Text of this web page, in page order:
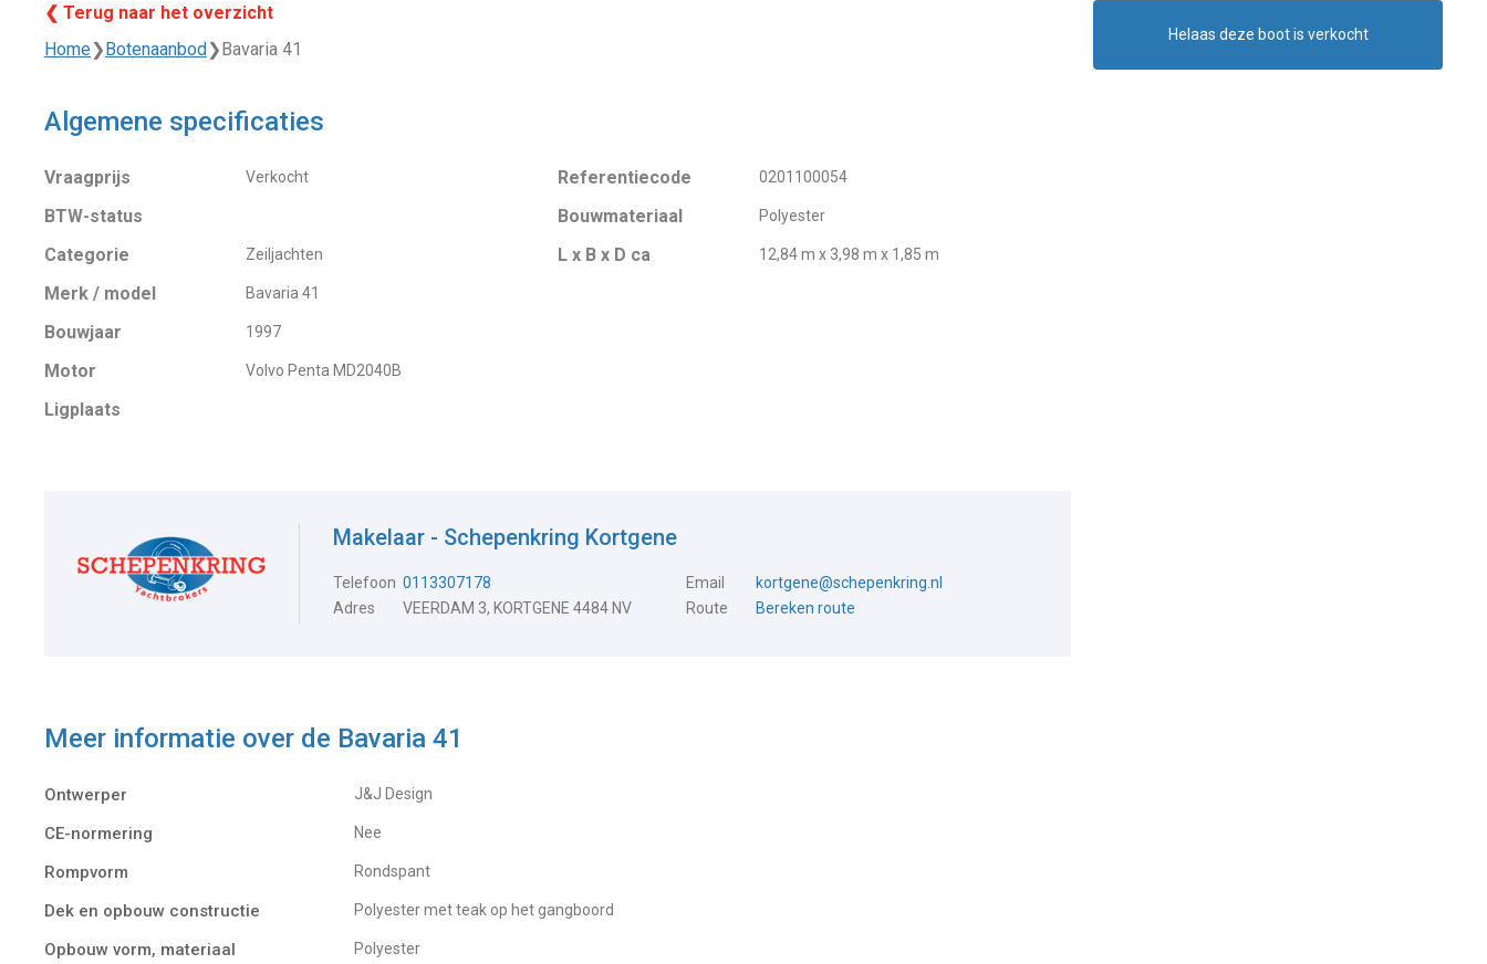
❮ Terug naar het overzicht
Home❯Botenaanbod❯Bavaria 41
Algemene specificaties
Vraagprijs Verkocht
BTW-status
Categorie
Zeiljachten
Merk / model Bavaria 41
Bouwjaar 1997
Motor Volvo Penta MD2040B
Ligplaats
Referentiecode 0201100054
Bouwmateriaal Polyester
L x B x D ca 12,84 m x 3,98 m x 1,85 m
Makelaar - Schepenkring Kortgene
Telefoon 0113307178 Email
kortgene@schepenkring.nl
Adres
VEERDAM 3, KORTGENE 4484 NV Route Bereken route
Meer informatie over de Bavaria 41
Ontwerper J&J Design
CE-normering Nee
Rompvorm Rondspant
Dek en opbouw constructie Polyester met teak op het gangboord
Opbouw vorm, materiaal Polyester
Helaas deze boot is verkocht